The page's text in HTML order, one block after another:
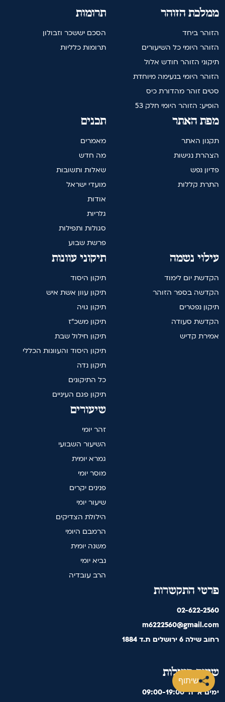
שיתוף
תרומות
הסכם יששכר וזבולון
תרומות כלליות
ממלכת הזוהר
הזוהר ביחד
הזוהר היומי כל השיעורים
תיקוני הזוהר חודש אלול
הזוהר היומי בנעימה מיוחדת
סטים זוהר מהדורת כיס
הופיע: הזוהר היומי חלק 53
תכנים
מאמרים
מה חדש
שאלות ותשובות
מועדי ישראל
אודות
גלריות
סגולות ותפילות
פרשת שבוע
מפת האתר
תקנון האתר
הצהרת נגישות
פדיון נפש
התרת קללות
תיקוני עוונות
תיקון היסוד
תיקון עוון אשת איש
תיקון גויה
תיקון משכ"ז
תיקון חילול שבת
תיקון היסוד והעוונות הכללי
תיקון נדה
כל התיקונים
תיקון פגם העיניים
עילוי נשמה
הקדשת יום לימוד
הקדשה בספר הזוהר
תיקון נפטרים
הקדשת סעודה
אמירת קדיש
שיעורים
זהר יומי
השיעור השבועי
גמרא יומית
מוסר יומי
פנינים יקרים
שיעור יומי
הילולת הצדיקים
הרמבם היומי
משנה יומית
נביא יומי
הרב עובדיה
פרטי התקשרות
02-622-2560
m6222560@gmail.com
רחוב שילה 6 ירושלים ת.ד 1884
שעות פעילות
09:00-19:00 'ימים א' ה